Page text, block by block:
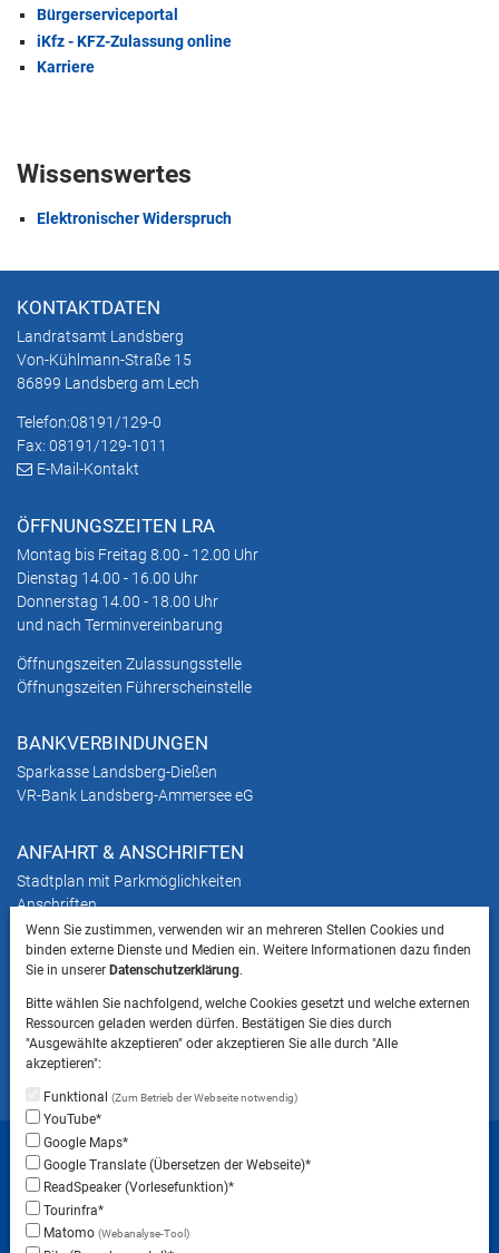
Bürgerserviceportal
iKfz - KFZ-Zulassung online
Karriere
Wissenswertes
Elektronischer Widerspruch
KONTAKTDATEN
Landratsamt Landsberg
Von-Kühlmann-Straße 15
86899 Landsberg am Lech
Telefon:08191/129-0
Fax: 08191/129-1011
E-Mail-Kontakt
ÖFFNUNGSZEITEN LRA
Montag bis Freitag 8.00 - 12.00 Uhr
Dienstag 14.00 - 16.00 Uhr
Donnerstag 14.00 - 18.00 Uhr
und nach Terminvereinbarung
Öffnungszeiten Zulassungsstelle
Öffnungszeiten Führerscheinstelle
BANKVERBINDUNGEN
Sparkasse Landsberg-Dießen
VR-Bank Landsberg-Ammersee eG
ANFAHRT & ANSCHRIFTEN
Stadtplan mit Parkmöglichkeiten
Anschriften
HINWEIS
ins Landratsamt Landsberg am Lech NICHT
gestattet ist.
Startseite Sitemap
Datenschutzeinstellungen
Erklärung zur Barrierefreiheit
Instagram
Facebook
Wenn Sie zustimmen, verwenden wir an mehreren Stellen Cookies und
binden externe Dienste und Medien ein. Weitere Informationen dazu finden
Sie in unsererDatenschutzerklärung.
Bitte wählen Sie nachfolgend, welche Cookies gesetzt und welche externen
Ressourcen geladen werden dürfen. Bestätigen Sie dies durch
"Ausgewählte akzeptieren" oder akzeptieren Sie alle durch "Alle
akzeptieren":
Funktional(Zum Betrieb der Webseite notwendig)
YouTube*
Google Maps*
Google Translate (Übersetzen der Webseite)*
ReadSpeaker (Vorlesefunktion)*
Tourinfra*
Matomo(Webanalyse-Tool)